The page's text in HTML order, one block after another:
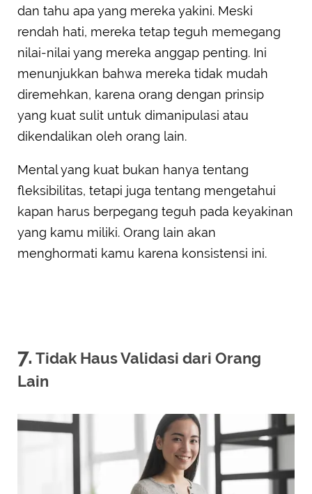
dan tahu apa yang mereka yakini. Meski
rendah hati, mereka tetap teguh memegang
nilai-nilai yang mereka anggap penting. Ini
menunjukkan bahwa mereka tidak mudah
diremehkan, karena orang dengan prinsip
yang kuat sulit untuk dimanipulasi atau
dikendalikan oleh orang lain.
Mental yang kuat bukan hanya tentang
fleksibilitas, tetapi juga tentang mengetahui
kapan harus berpegang teguh pada keyakinan
yang kamu miliki. Orang lain akan
menghormati kamu karena konsistensi ini.
7. Tidak Haus Validasi dari Orang
Lain